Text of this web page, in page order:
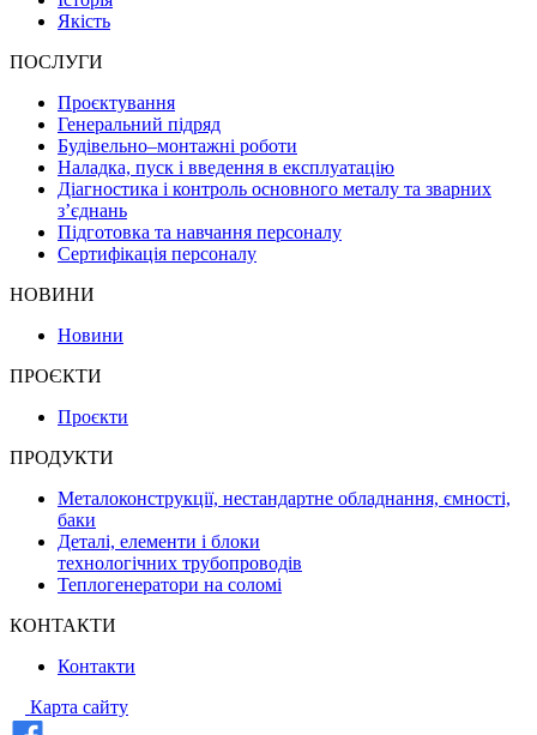
Якість
ПОСЛУГИ
Проєктування
Генеральний підряд
Будівельно–монтажні роботи
Наладка, пуск і введення в експлуатацію
Діагностика і контроль основного металу та зварних
з’єднань
Підготовка та навчання персоналу
Сертифікація персоналу
НОВИНИ
Новини
ПРОЄКТИ
Проєкти
ПРОДУКТИ
Металоконструкції, нестандартне обладнання, ємності,
баки
Деталі, елементи і блоки
технологічних трубопроводів
Теплогенератори на соломі
КОНТАКТИ
Контакти
Карта сайту